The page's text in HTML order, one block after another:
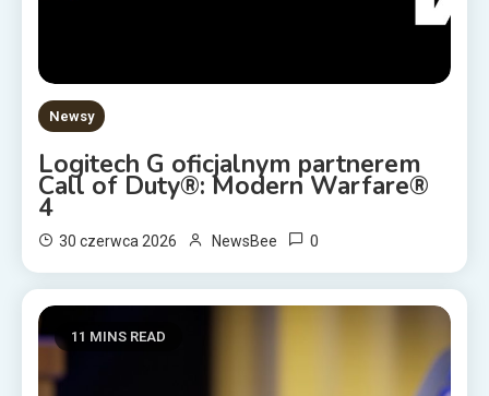
Newsy
Logitech G oficjalnym partnerem
Call of Duty®: Modern Warfare®
4
30 czerwca 2026 NewsBee 0
11 MINS READ